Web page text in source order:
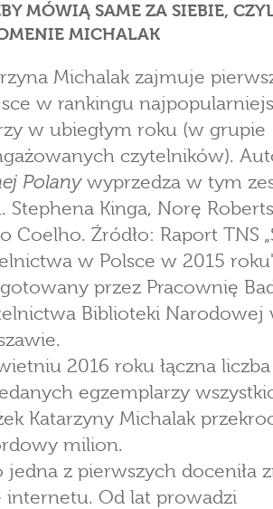
MÓWIĄ SAME ZA SIEBIE,
MICHALAK
Michalak zajmuje
w rankingu
w ubiegłym roku (w grupie
czytelników).
Polanywyprzedza w tym
Stephena Kinga, Norę
Coelho. Źródło: Raport TNS
w Polsce w 2015
przez Pracownię
Biblioteki Narodowej
2016 roku łączna liczba
egzemplarzy
Katarzyny Michalak
milion.
jedna z pierwszych doceniła
internetu. Od lat prowadzi